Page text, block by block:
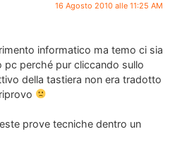
16 Agosto 2010 alle 11:25 AM
informatico ma temo ci sia
pc perché pur cliccando sullo
della tastiera non era tradotto
prove tecniche dentro un